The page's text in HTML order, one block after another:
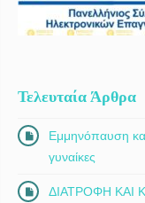
Τελευταία Άρθρα
Εμμηνόπαυση
γυναίκες
ΔΙΑΤΡΟΦΗ ΚΑΙ